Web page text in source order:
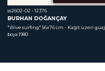
ss2602-02 - 12376
BURHAN DOĞANÇAY
"Wive surfing" 56x76 cm - Kağıt üzeri guaj
boya 1980